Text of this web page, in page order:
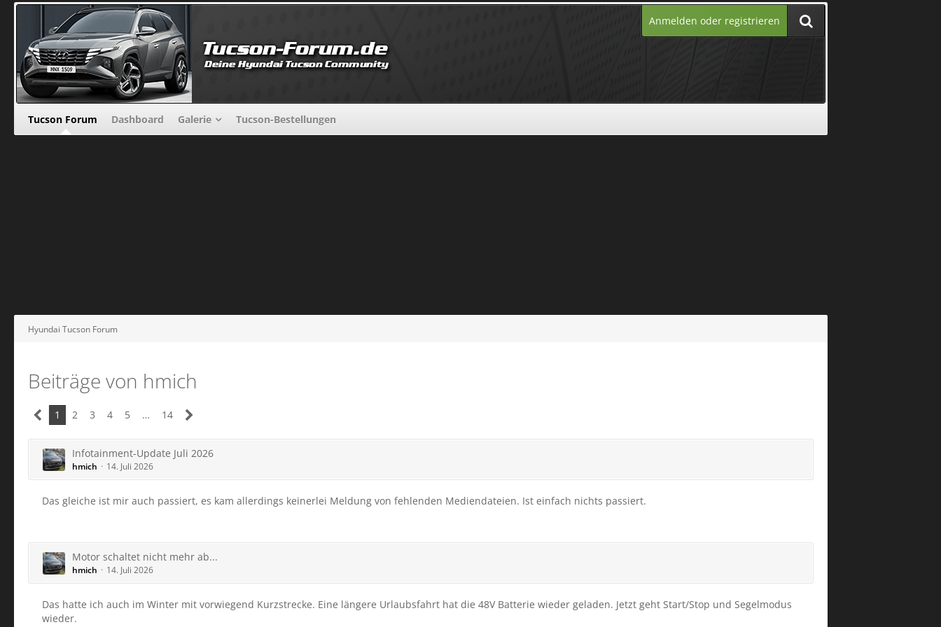
Anmelden oder registrieren
Tucson Forum Dashboard Galerie Tucson-Bestellungen
Hyundai Tucson Forum
Beiträge von hmich
1 2 3 4 5 … 14
Infotainment-Update Juli 2026
hmich 14. Juli 2026
Das gleiche ist mir auch passiert, es kam allerdings keinerlei Meldung von fehlenden Mediendateien. Ist einfach nichts passiert.
Motor schaltet nicht mehr ab...
hmich 14. Juli 2026
Das hatte ich auch im Winter mit vorwiegend Kurzstrecke. Eine längere Urlaubsfahrt hat die 48V Batterie wieder geladen. Jetzt geht Start/Stop und Segelmodus
wieder.